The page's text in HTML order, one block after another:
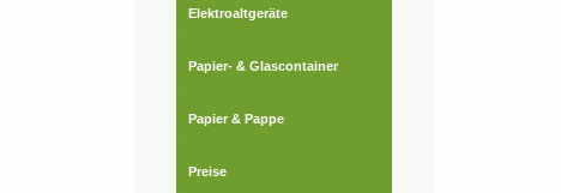
Elektroaltgeräte
Papier- & Glascontainer
Papier & Pappe
Preise